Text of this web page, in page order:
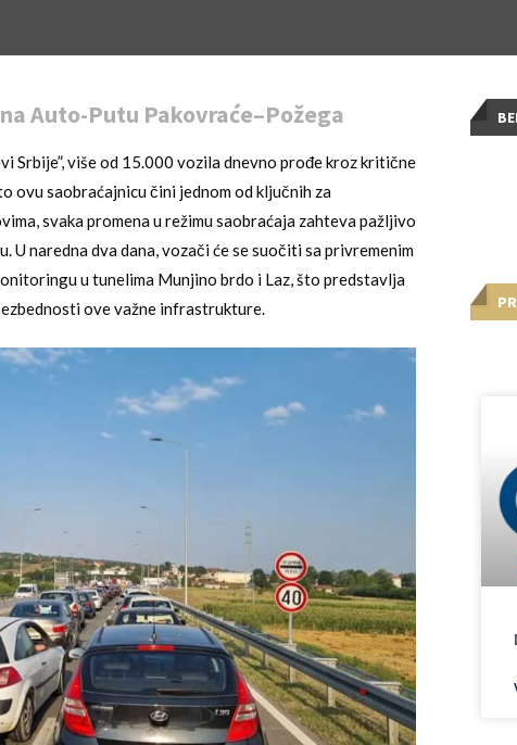
Auto-Putu Pakovraće–Požega
Srbije”, više od 15.000 vozila dnevno prođe kroz kritične
ovu saobraćajnicu čini jednom od ključnih za
svaka promena u režimu saobraćaja zahteva pažljivo
U naredna dva dana, vozači će se suočiti sa privremenim
u tunelima Munjino brdo i Laz, što predstavlja
ove važne infrastrukture.